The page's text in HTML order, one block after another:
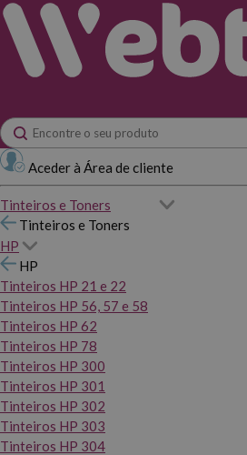
Aceder à Área de cliente
Tinteiros e Toners
Tinteiros e Toners
HP
HP
Tinteiros HP 21 e 22
Tinteiros HP 56, 57 e 58
Tinteiros HP 62
Tinteiros HP 78
Tinteiros HP 300
Tinteiros HP 301
Tinteiros HP 302
Tinteiros HP 303
Tinteiros HP 304